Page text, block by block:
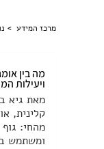
מרכז המידע >
ויעילות
מאת גיא
מהחי:
ומשתמש